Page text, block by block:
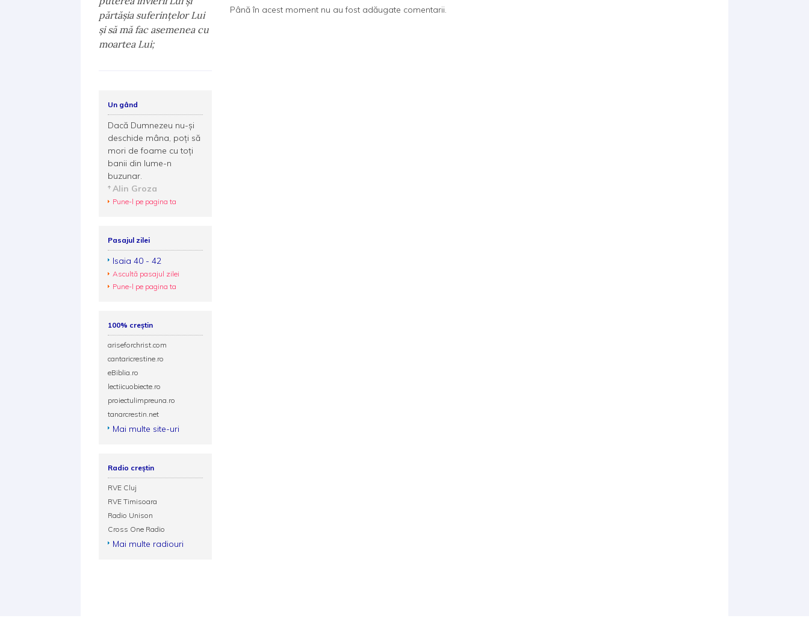
Până în acest moment nu au fost adăugate comentarii.
părtăşia suferinţelor Lui
şi să mă fac asemenea cu
moartea Lui;
Un gând
Dacă Dumnezeu nu-şi
deschide mâna, poţi să
mori de foame cu toţi
banii din lume-n
buzunar.
Alin Groza
Pune-l pe pagina ta
Pasajul zilei
Isaia 40 - 42
Ascultă pasajul zilei
Pune-l pe pagina ta
100% creștin
ariseforchrist.com
cantaricrestine.ro
eBiblia.ro
lectiicuobiecte.ro
proiectulimpreuna.ro
tanarcrestin.net
Mai multe site-uri
Radio creștin
RVE Cluj
RVE Timisoara
Radio Unison
Cross One Radio
Mai multe radiouri